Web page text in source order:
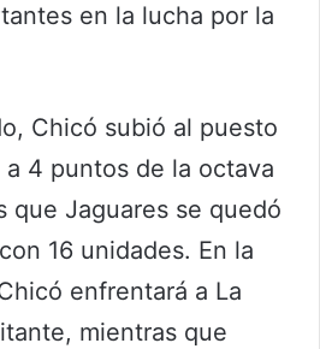
en la lucha por la
Chicó subió al puesto
a 4 puntos de la octava
que Jaguares se quedó
16 unidades. En la
enfrentará a La
mientras que